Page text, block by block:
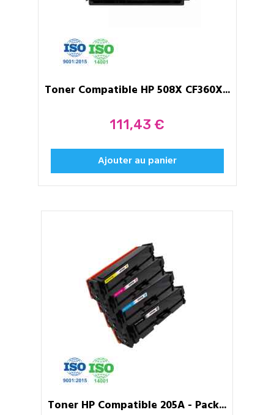
Toner Compatible HP 508X CF360X...
Prix
111,43 €
Ajouter au panier
Toner HP Compatible 205A - Pack...